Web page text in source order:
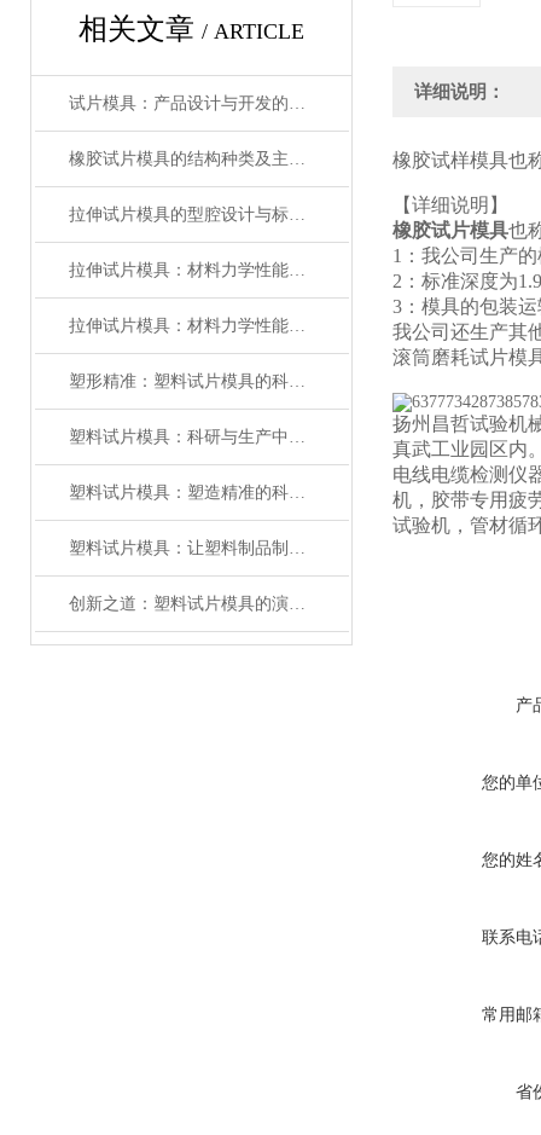
相关文章 / ARTICLE
试片模具：产品设计与开发的得力助手
橡胶试片模具的结构种类及主要用途
拉伸试片模具的型腔设计与标准试样制备技术分析
拉伸试片模具：材料力学性能测试的“标准塑造者”
拉伸试片模具：材料力学性能测试的精密基石
塑形精准：塑料试片模具的科学与应用
塑料试片模具：科研与生产中的高效工具
塑料试片模具：塑造精准的科研基石
塑料试片模具：让塑料制品制造更精准、高效的工具
创新之道：塑料试片模具的演进与应用
详细说明：
橡胶试样模具也
【详细说明】
橡胶试片模具也
1：我公司生产
2：标准深度为
3：模具的包装
我公司还生产其
滚筒磨耗试片模
扬州昌哲试验机
真武工业园区内
电线电缆检测仪
机，胶带专用疲
试验机，管材循
产
您的单
您的姓
联系电
常用邮
省